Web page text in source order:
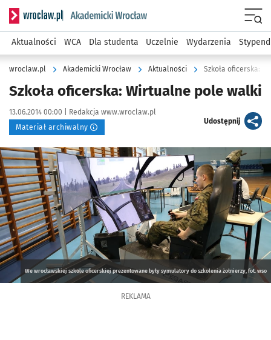
Serwis informacyjny wroclaw.pl podserwis: Akademicki
Aktualności WCA Dla studenta Uczelnie Wydarzenia
wroclaw.pl Akademicki Wrocław Aktualności Szkoła oficerska:
Szkoła oficerska: Wirtualne pole walki
Data publikacji:
13.06.2014 00:00 | Autor:
Redakcja www.wroclaw.pl
Materiał archiwalny
Udostępnijartykuł
Kliknij, aby powiększyć
We wrocławskiej szkole oficerskiej prezentowane były symulatory do szkolenia żołnierzy, fot. wso
REKLAMA